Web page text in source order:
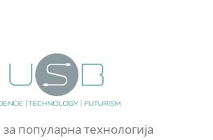
популарна технологија